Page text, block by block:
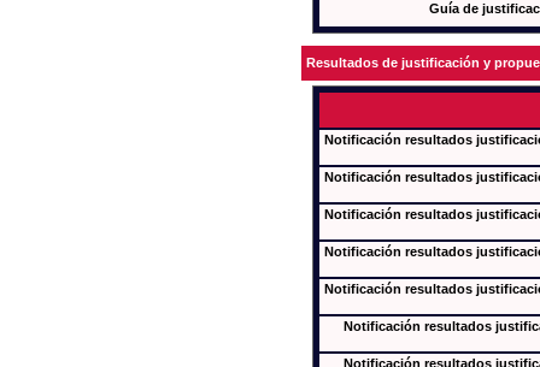
Guía de
Resultados de justificación y
Notificación resultados
Notificación resultados
Notificación resultados
Notificación resultados
Notificación resultados
Notificación resultados
Notificación resultados